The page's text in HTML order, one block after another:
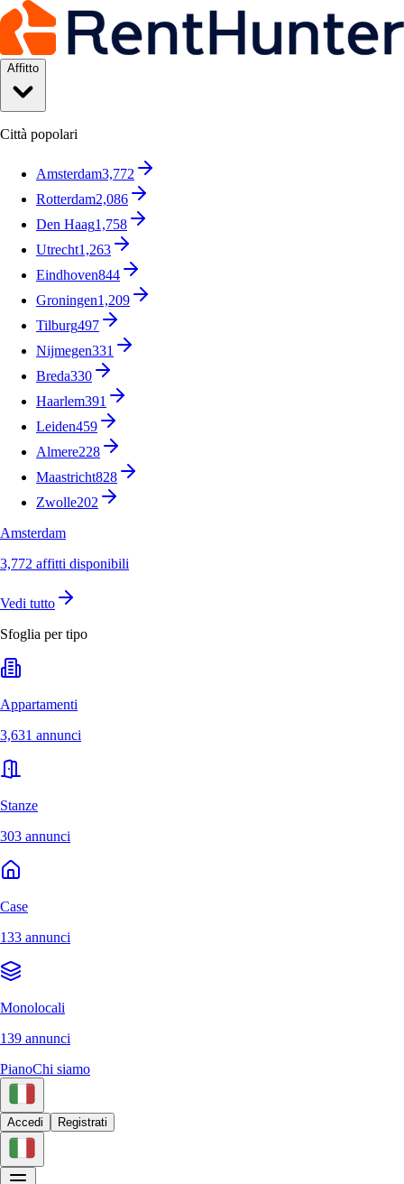
Affitto
Città popolari
Amsterdam3,772
Rotterdam2,086
Den Haag1,758
Utrecht1,263
Eindhoven844
Groningen1,209
Tilburg497
Nijmegen331
Breda330
Haarlem391
Leiden459
Almere228
Maastricht828
Zwolle202
Amsterdam
3,772 affitti disponibili
Vedi tutto
Sfoglia per tipo
Appartamenti
3,631 annunci
Stanze
303 annunci
Case
133 annunci
Monolocali
139 annunci
PianoChi siamo
Accedi Registrati